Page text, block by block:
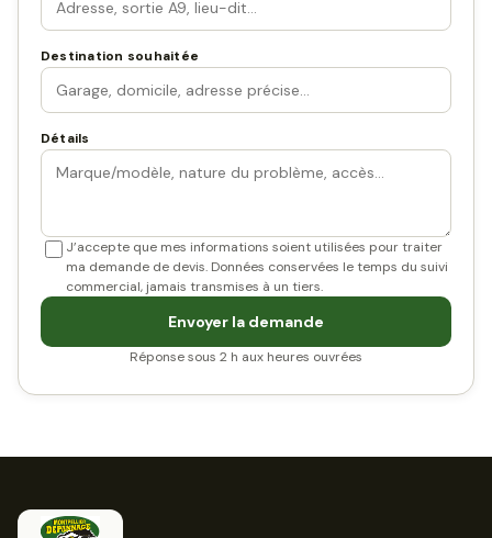
Destination souhaitée
Détails
J’accepte que mes informations soient utilisées pour traiter
ma demande de devis. Données conservées le temps du suivi
commercial, jamais transmises à un tiers.
Envoyer la demande
Réponse sous 2 h aux heures ouvrées